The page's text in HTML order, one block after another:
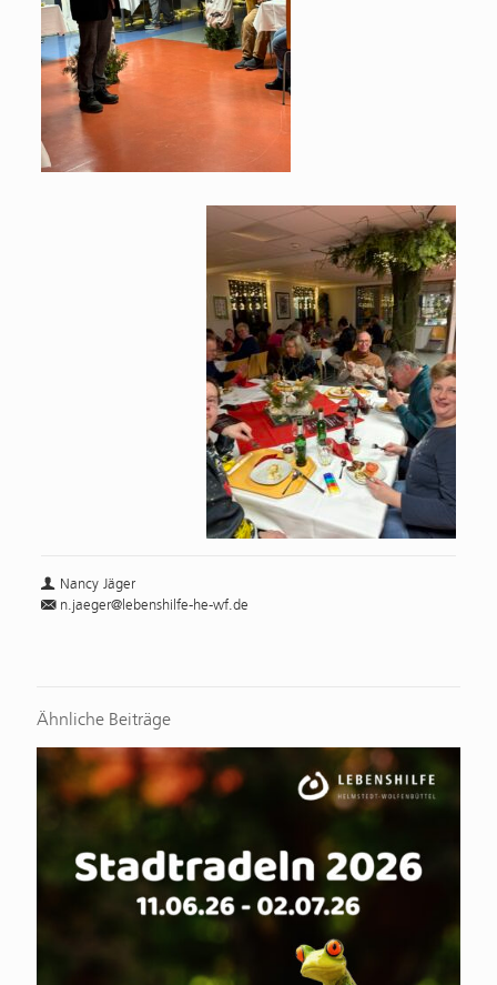
Nancy Jäger
n.jaeger@lebenshilfe-he-wf.de
Ähnliche Beiträge